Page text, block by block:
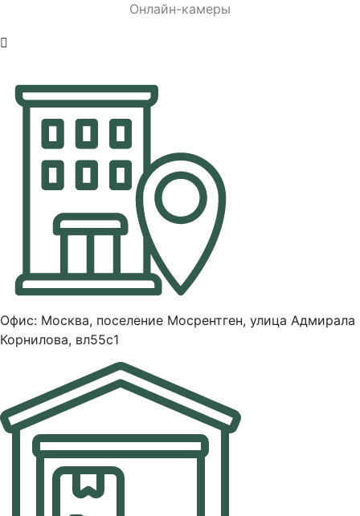
Онлайн-камеры
Офис: Москва, поселение Мосрентген, улица Адмирала
Корнилова, вл55с1